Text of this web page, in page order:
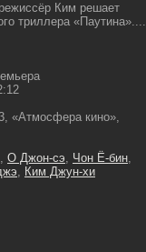
Ким решает
триллера «Паутина»....
«Атмосфера кино»,
, О Джон-сэ, Чон Ё-бин,
, Ким Джун-хи